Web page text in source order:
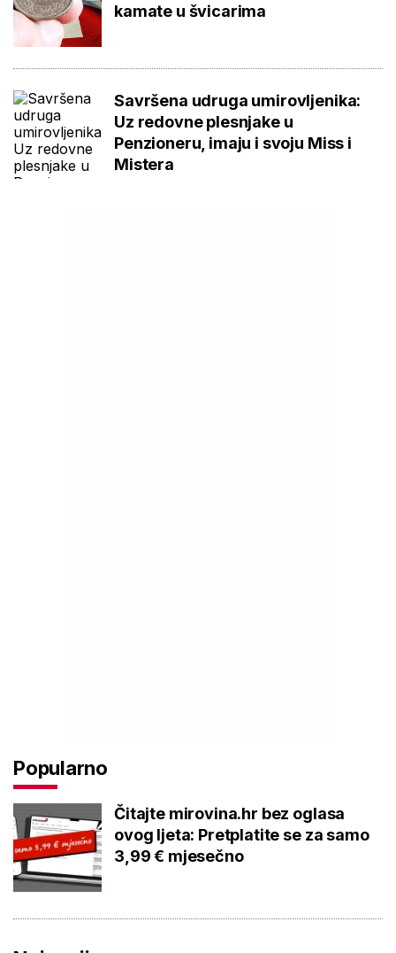
kamate u švicarima
Savršena udruga umirovljenika:
Uz redovne plesnjake u
Penzioneru, imaju i svoju Miss i
Mistera
Popularno
Čitajte mirovina.hr bez oglasa
ovog ljeta: Pretplatite se za samo
3,99 € mjesečno